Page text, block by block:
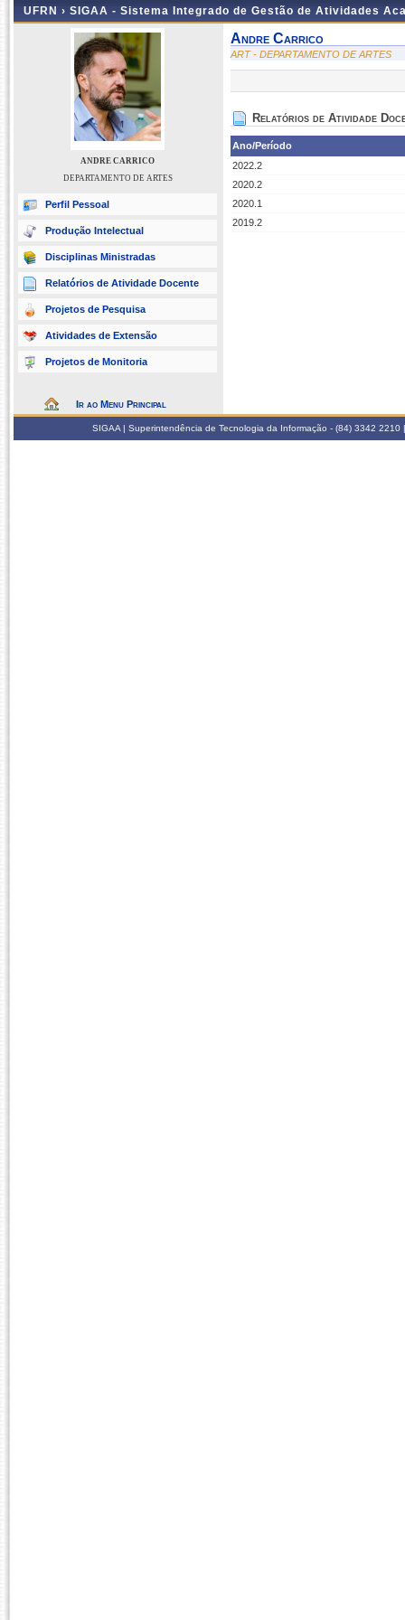
UFRN › SIGAA - Sistema Integrado de Gestão de Atividades
ANDRE CARRICO
DEPARTAMENTO DE ARTES
Perfil Pessoal
Produção Intelectual
Disciplinas Ministradas
Relatórios de Atividade Docente
Projetos de Pesquisa
Atividades de Extensão
Projetos de Monitoria
Ir ao Menu Principal
Andre Carrico
ART - DEPARTAMENTO DE ARTES
Relatórios de Atividade
Ano/Período
2022.2
2020.2
2020.1
2019.2
SIGAA | Superintendência de Tecnologia da Informação - (84) 3342